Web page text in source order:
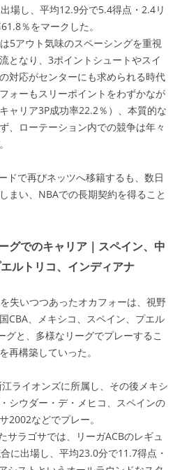
場し、平均12.9分で5.4得点・2.4リ
％をマークした。
5アウト気味のスペーシングを重視
となり、3ポイントシュートやスイ
対応がセンターにも求められる時代
ォーもスリーポイントをわずかなが
ャリア3P成功率22.2％）、本質的な
、ローテーション内での競争は年々
ドで再びネッツへ移籍するも、数日
まい、NBAでの長期契約を得ること
グでのキャリア｜スペイン、中
ルトリコ、インディアナ
失いつつあったオカフォーは、視野
CBA、メキシコ、スペイン、プエル
グと、多様なリーグでプレーするこ
再構築していった。
ライオンズに所属し、その後メキシ
シウダー・デ・メヒコ、スペインの
2002などでプレー。
サラゴサでは、リーガACBのレギュ
に出場し、平均23.0分で11.7得点・